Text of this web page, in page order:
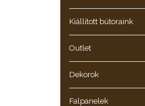
Kiállított bútoraink
Outlet
Dekorok
Falpanelek